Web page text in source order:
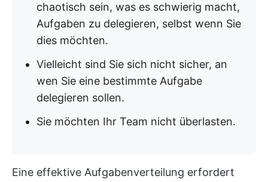
chaotisch sein, was es schwierig macht,
Aufgaben zu delegieren, selbst wenn Sie
dies möchten.
Vielleicht sind Sie sich nicht sicher, an
wen Sie eine bestimmte Aufgabe
delegieren sollen.
Sie möchten Ihr Team nicht überlasten.
Eine effektive Aufgabenverteilung erfordert